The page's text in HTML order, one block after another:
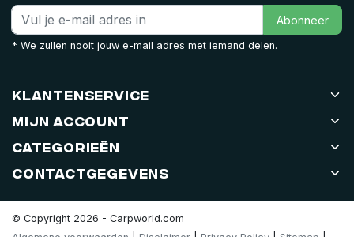
Abonneer
* We zullen nooit jouw e-mail adres met iemand delen.
Klantenservice
Mijn account
Categorieën
Contactgegevens
© Copyright 2026 - Carpworld.com